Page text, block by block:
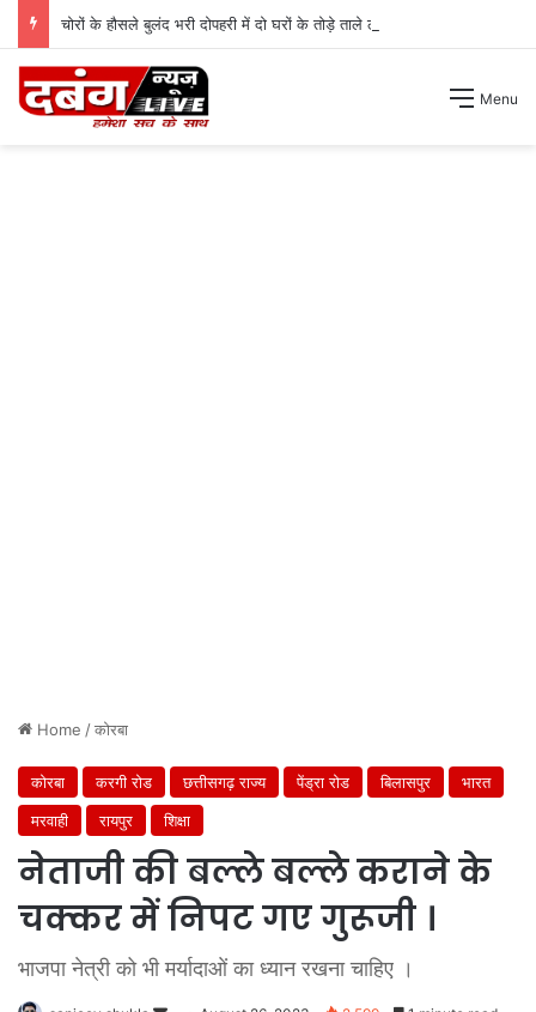
Menu
Home /कोरबा
कोरबा करगी रोड छत्तीसगढ़ राज्य पेंड्रा रोड बिलासपुर
भारत
मरवाही
रायपुर शिक्षा
नेताजी की बल्ले बल्ले कराने के
चक्कर में निपट गए गुरूजी ।
भाजपा नेत्री को भी मर्यादाओं का ध्यान रखना चाहिए ।